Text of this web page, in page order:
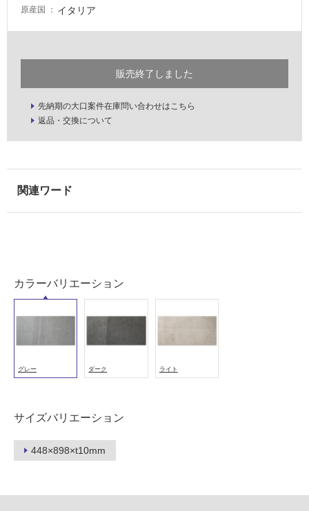
原産国 イタリア
販売終了しました
先納期の大口案件在庫問い合わせはこちら
返品・交換について
カラーバリエーション
グレー ダーク ライト
サイズバリエーション
448×898×t10mm
屋
浴
使
使
地
用
可
フ